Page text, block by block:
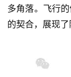
多角落。飞行
的契合，展现了